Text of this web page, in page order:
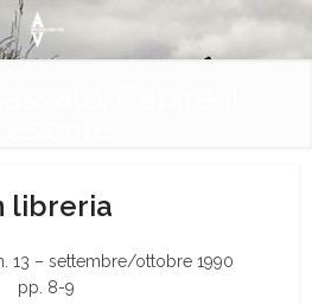
libreria
13 – settembre/ottobre 1990
pp. 8-9